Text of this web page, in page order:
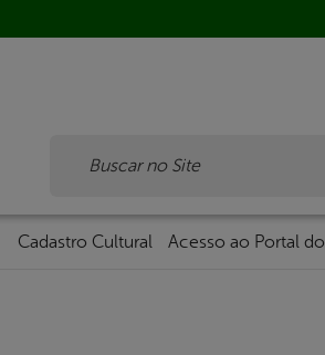
Cadastro Cultural Acesso ao Portal